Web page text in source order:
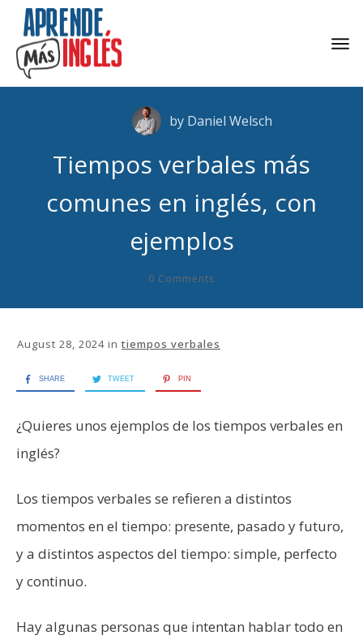
by Daniel Welsch
Tiempos verbales más
comunes en inglés, con
ejemplos
0 Comments
August 28, 2024 in tiempos verbales
SHARE TWEET PIN
¿Quieres unos ejemplos de los tiempos verbales en
inglés?
Los tiempos verbales se refieren a distintos
momentos en el tiempo: presente, pasado y futuro,
y a distintos aspectos del tiempo: simple, perfecto
y continuo.
Hay algunas personas que intentan hablar todo en